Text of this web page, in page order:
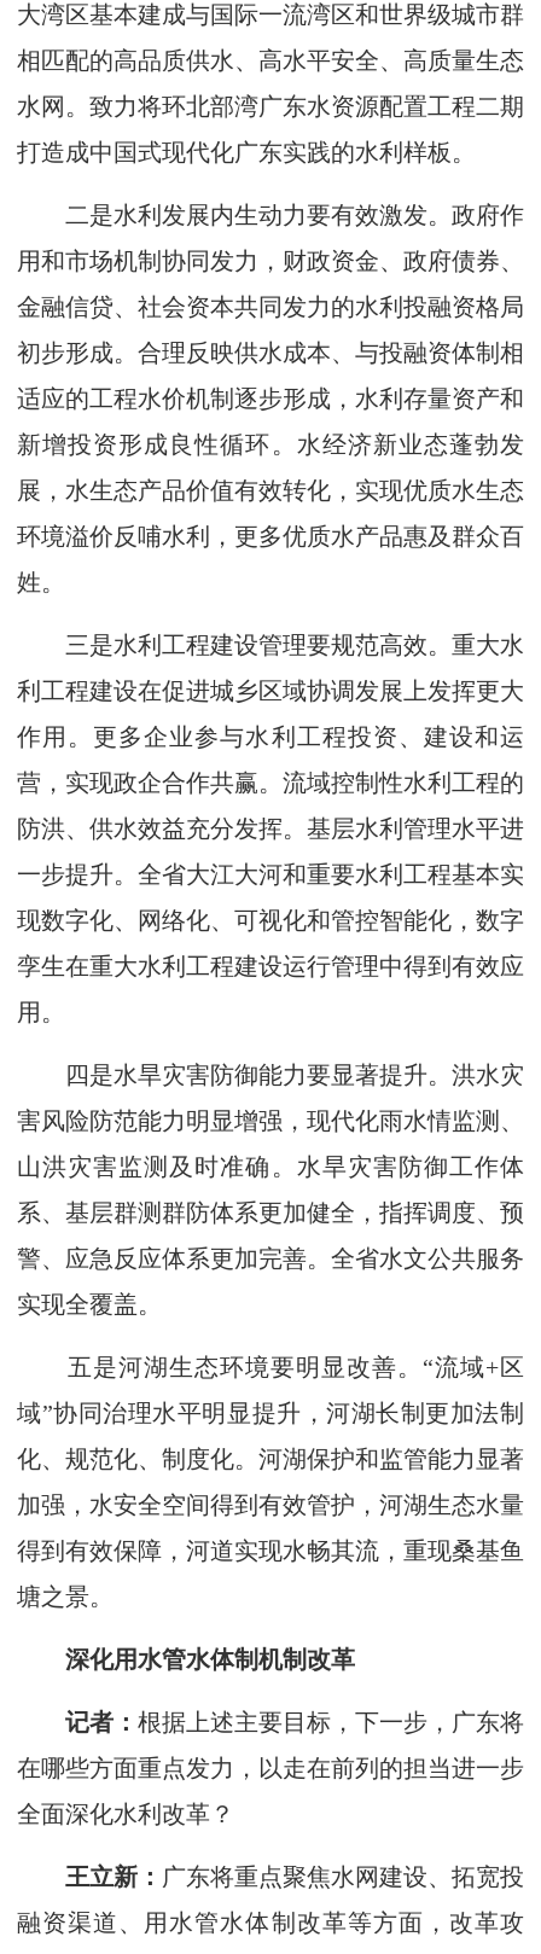
大湾区基本建成与国际一流湾区和世界级城市群
相匹配的高品质供水、高水平安全、高质量生态
水网。致力将环北部湾广东水资源配置工程二期
打造成中国式现代化广东实践的水利样板。
二是水利发展内生动力要有效激发。政府作
用和市场机制协同发力，财政资金、政府债券、
金融信贷、社会资本共同发力的水利投融资格局
初步形成。合理反映供水成本、与投融资体制相
适应的工程水价机制逐步形成，水利存量资产和
新增投资形成良性循环。水经济新业态蓬勃发
展，水生态产品价值有效转化，实现优质水生态
环境溢价反哺水利，更多优质水产品惠及群众百
姓。
三是水利工程建设管理要规范高效。重大水
利工程建设在促进城乡区域协调发展上发挥更大
作用。更多企业参与水利工程投资、建设和运
营，实现政企合作共赢。流域控制性水利工程的
防洪、供水效益充分发挥。基层水利管理水平进
一步提升。全省大江大河和重要水利工程基本实
现数字化、网络化、可视化和管控智能化，数字
孪生在重大水利工程建设运行管理中得到有效应
用。
四是水旱灾害防御能力要显著提升。洪水灾
害风险防范能力明显增强，现代化雨水情监测、
山洪灾害监测及时准确。水旱灾害防御工作体
系、基层群测群防体系更加健全，指挥调度、预
警、应急反应体系更加完善。全省水文公共服务
实现全覆盖。
五是河湖生态环境要明显改善。“流域+区
域”协同治理水平明显提升，河湖长制更加法制
化、规范化、制度化。河湖保护和监管能力显著
加强，水安全空间得到有效管护，河湖生态水量
得到有效保障，河道实现水畅其流，重现桑基鱼
塘之景。
深化用水管水体制机制改革
记者： 根据上述主要目标，下一步，广东将
在哪些方面重点发力，以走在前列的担当进一步
全面深化水利改革？
王立新： 广东将重点聚焦水网建设、拓宽投
融资渠道、用水管水体制改革等方面，改革攻